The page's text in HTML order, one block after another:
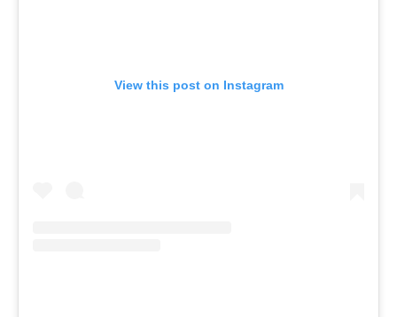
View this post on Instagram